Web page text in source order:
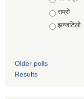
राम्रो
झन्जटिलो
Older polls
Results